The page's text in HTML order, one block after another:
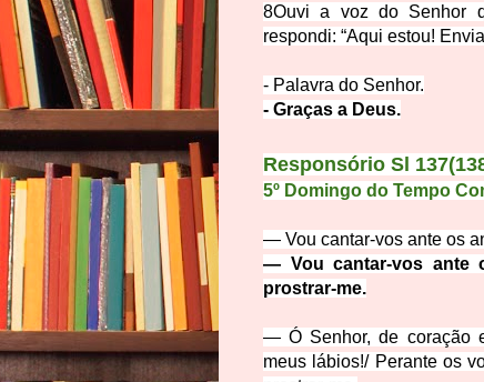
8Ouvi a voz do Senhor
respondi: “Aqui estou!
- Palavra do Senhor.
- Graças a Deus.
Responsório Sl
5º Domingo do Tempo
— Vou cantar-vos ante os
— Vou cantar-vos ante
prostrar-me.
—Ó Senhor, de coração
meus lábios!/Perante os